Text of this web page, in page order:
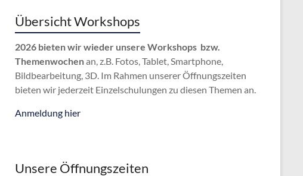
Übersicht Workshops
2026 bieten wir wieder unsere Workshops bzw.
Themenwochenan, z.B. Fotos, Tablet, Smartphone,
Bildbearbeitung, 3D. Im Rahmen unserer Öffnungszeiten
bieten wir jederzeit Einzelschulungen zu diesen Themen an.
Anmeldung hier
Unsere Öffnungszeiten